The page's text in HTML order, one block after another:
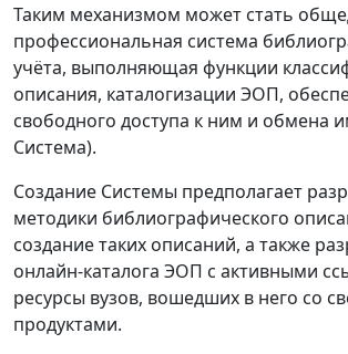
Таким механизмом может стать
профессиональная система
учёта, выполняющая функции
описания, каталогизации ЭОП,
свободного доступа к ним и обмена
Система).
Создание Системы предполагает
методики библиографического
создание таких описаний, а также
онлайн-каталога ЭОП с активными
ресурсы вузов, вошедших в него со
продуктами.